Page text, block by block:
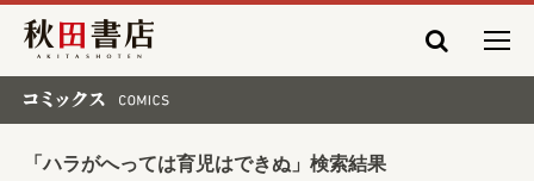
秋田書店
「ハラがへっては育児はできぬ」検索結果